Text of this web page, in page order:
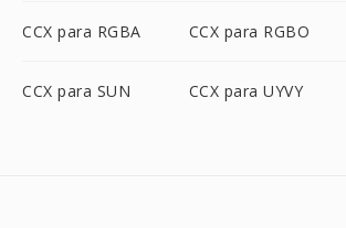
CCX para RGBA CCX para RGBO
CCX para SUN CCX para UYVY